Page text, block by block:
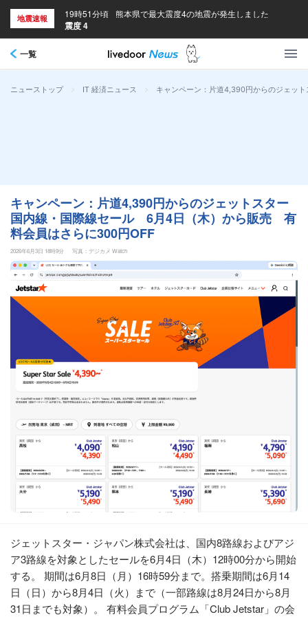
地震速報 19時51分頃 熊本県で最大震度4の地震が発生しました
震度 4
一覧
ニューストップ > IT 経済ニュース > キャンペーン：片道4,390円からのジェッ
キャンペーン：片道4,390円からのジェットスター
国内線・国際線セール 6月4日（木）から販売 有
料会員はさらに300円OFF
2026年6月3日 18時9分 写真：デジカメ Watch
ジェットスター・ジャパン株式会社は、国内8路線およびアジ
ア3路線を対象としたセールを6月4日（木）12時00分から開始
する。 期間は6月8日（月）16時59分まで。搭乗期間は6月14
日（日）から8月4日（火）まで（一部路線は8月24日から8月
31日までも対象）。 有料会員プログラム「Club Jetstar」の会